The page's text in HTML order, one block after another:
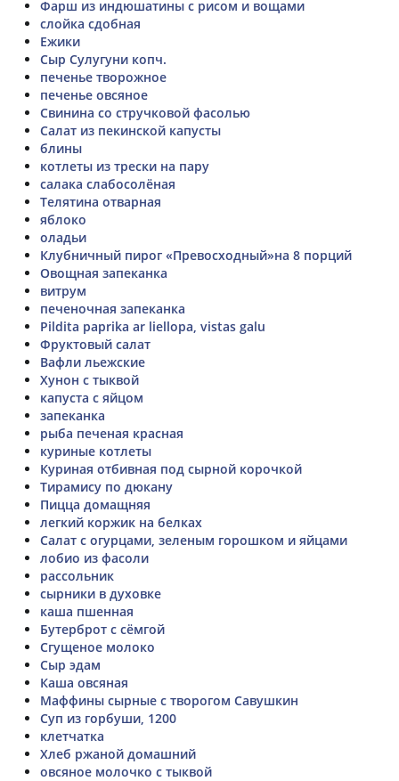
Фарш из индюшатины с рисом и вощами
слойка сдобная
Ежики
Сыр Сулугуни копч.
печенье творожное
печенье овсяное
Свинина со стручковой фасолью
Салат из пекинской капусты
блины
котлеты из трески на пару
салака слабосолёная
Телятина отварная
яблоко
оладьи
Клубничный пирог «Превосходный»на 8 порций
Овощная запеканка
витрум
печеночная запеканка
Pildita paprika ar liellopa, vistas galu
Фруктовый салат
Вафли льежские
Хунон с тыквой
капуста с яйцом
запеканка
рыба печеная красная
куриные котлеты
Куриная отбивная под сырной корочкой
Тирамису по дюкану
Пицца домащняя
легкий коржик на белках
Салат с огурцами, зеленым горошком и яйцами
лобио из фасоли
рассольник
сырники в духовке
каша пшенная
Бутерброт с сёмгой
Сгущеное молоко
Сыр эдам
Каша овсяная
Маффины сырные с творогом Савушкин
Суп из горбуши, 1200
клетчатка
Хлеб ржаной домашний
овсяное молочко с тыквой